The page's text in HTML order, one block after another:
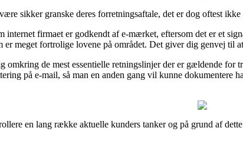
sikker granske deres forretningsaftale, det er dog oftest ikke
internet firmaet er godkendt af e-mærket, eftersom det er et
er meget fortrolige lovene på området. Det giver dig genvej
de mest essentielle retningslinjer der er gældende for
på e-mail, så man en anden gang vil kunne
en lang række aktuelle kunders tanker og på grund af